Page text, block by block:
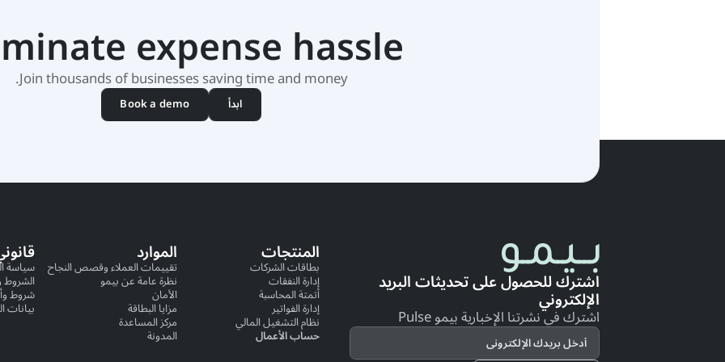
expense hassle
Join thousands of businesses saving time and money.
ابدأ Book a demo
اشترك للحصول على تحديثات البريد
الإلكتروني
اشترك في نشرتنا الإخبارية بيمو Pulse
المنتجات
بطاقات الشركات
إدارة النفقات
أتمتة المحاسبة
إدارة الفواتير
نظام التشغيل المالي
حساب الأعمال
الموارد
تقييمات العملاء وقصص النجاح
نظرة عامة عن بيمو
الأمان
مزايا البطاقة
مركز المساعدة
المدونة
سياسة
الشروط
شروط
بيانات